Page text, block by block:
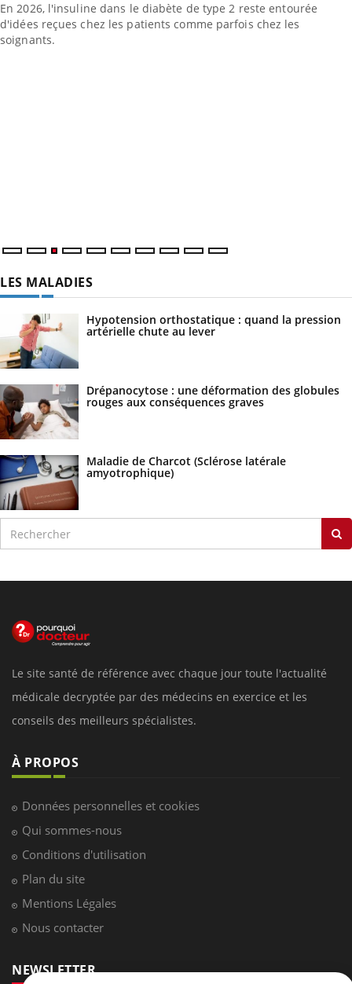
En 2026, l'insuline dans le diabète de type 2 reste entourée
d'idées reçues chez les patients comme parfois chez les
soignants.
LES MALADIES
Hypotension orthostatique : quand la pression
artérielle chute au lever
Drépanocytose : une déformation des globules
rouges aux conséquences graves
Maladie de Charcot (Sclérose latérale
amyotrophique)
Le site santé de référence avec chaque jour toute l'actualité
médicale decryptée par des médecins en exercice et les
conseils des meilleurs spécialistes.
À PROPOS
Données personnelles et cookies
Qui sommes-nous
Conditions d'utilisation
Plan du site
Mentions Légales
Nous contacter
NEWSLETTER